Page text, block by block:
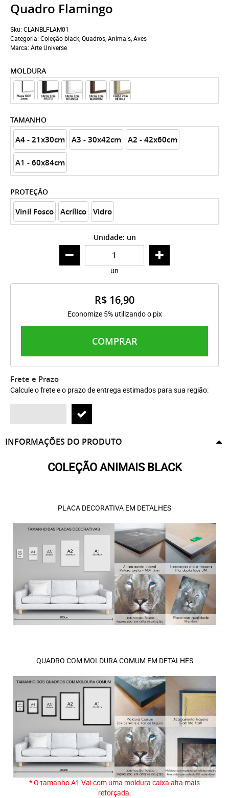
Quadro Flamingo
Sku: CLANBLFLAM01
Categoria: Coleção black,Quadros,Animais,Aves
Marca: Arte Universe
MOLDURA
TAMANHO
A4 - 21x30cm A3 - 30x42cm A2 - 42x60cm
A1 - 60x84cm
PROTEÇÃO
Vinil Fosco Acrílico Vidro
Unidade: un
un
R$ 16,90
Economize 5% utilizando o pix
COMPRAR
Frete e Prazo
Calcule o frete e o prazo de entrega estimados para sua região:
INFORMAÇÕES DO PRODUTO
COLEÇÃO ANIMAIS BLACK
PLACA DECORATIVA EM DETALHES
QUADRO COM MOLDURA COMUM EM DETALHES
* O tamanho A1 Vai com uma moldura caixa alta mais
reforçada.